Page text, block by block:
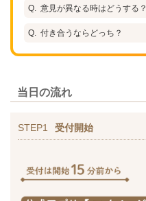
意見が異なる時はどうする？
付き合うならどっち？
当日の流れ
STEP1 受付開始